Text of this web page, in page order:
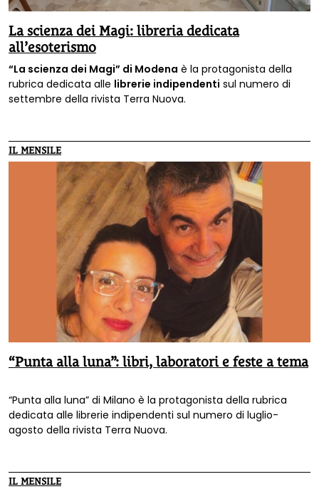
La scienza dei Magi: libreria dedicata
all’esoterismo
“La scienza dei Magi” di Modena è la protagonista della
rubrica dedicata alle librerie indipendenti sul numero di
settembre della rivista Terra Nuova.
IL MENSILE
“Punta alla luna”: libri, laboratori e feste a tema
“Punta alla luna” di Milano è la protagonista della rubrica
dedicata alle librerie indipendenti sul numero di luglio-
agosto della rivista Terra Nuova.
IL MENSILE